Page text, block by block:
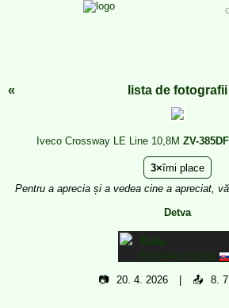
« lista de fotografii
Iveco Crossway LE Line 10,8M ZV-385DF
3 îmi place
Pentru a aprecia și a vedea cine a apreciat,
Detva
Balu
Rimavska Sobota
📷 20. 4. 2026 📤 8.